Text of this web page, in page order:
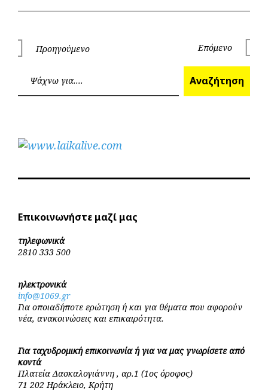
Πλοήγηση
άρθρων
Προηγούμενο Επόμενο
Αναζήτηση
Επικοινωνήστε μαζί μας
τηλεφωνικά
2810 333 500
ηλεκτρονικά
info@1069.gr
Για οποιαδήποτε ερώτηση ή και για θέματα που αφορούν
νέα, ανακοινώσεις και επικαιρότητα.
Για ταχυδρομική επικοινωνία ή για να μας γνωρίσετε από
κοντά
Πλατεία Δασκαλογιάννη , αρ.1 (1ος όροφος)
71 202 Ηράκλειο, Κρήτη